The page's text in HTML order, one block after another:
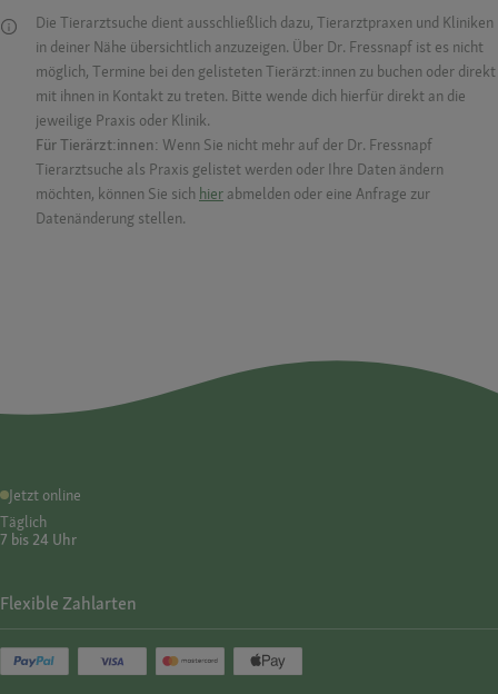
Die Tierarztsuche dient ausschließlich dazu, Tierarztpraxen und Kliniken
in deiner Nähe übersichtlich anzuzeigen. Über Dr. Fressnapf ist es nicht
möglich, Termine bei den gelisteten Tierärzt:innen zu buchen oder direkt
mit ihnen in Kontakt zu treten. Bitte wende dich hierfür direkt an die
jeweilige Praxis oder Klinik.
Für Tierärzt:innen: Wenn Sie nicht mehr auf der Dr. Fressnapf
Tierarztsuche als Praxis gelistet werden oder Ihre Daten ändern
möchten, können Sie sich hier abmelden oder eine Anfrage zur
Datenänderung stellen.
Jetzt online
Täglich
7 bis 24 Uhr
Flexible Zahlarten